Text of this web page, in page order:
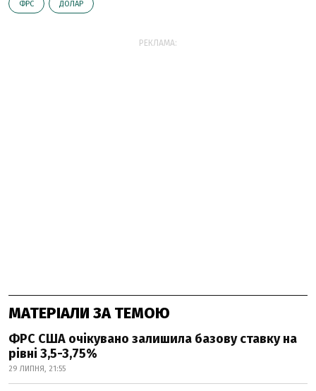
ФРС ДОЛАР
РЕКЛАМА:
МАТЕРІАЛИ ЗА ТЕМОЮ
ФРС США очікувано залишила базову ставку на
рівні 3,5-3,75%
29 ЛИПНЯ, 21:55